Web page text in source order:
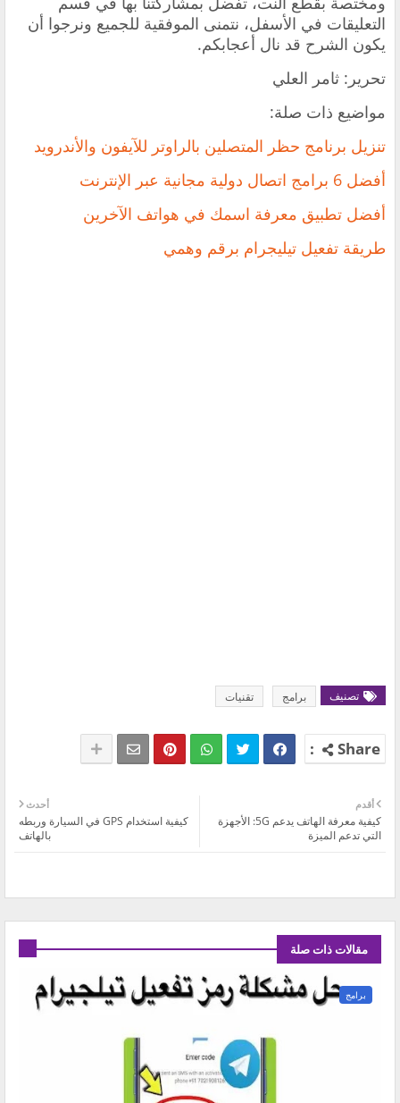
التعليقات في الأسفل، نتمنى الموفقية للجميع ونرجوا أن
يكون الشرح قد نال أعجابكم.
تحرير: ثامر العلي
مواضيع ذات صلة:
تنزيل برنامج حظر المتصلين بالراوتر للآيفون والأندرويد
أفضل 6 برامج اتصال دولية مجانية عبر الإنترنت
أفضل تطبيق معرفة اسمك في هواتف الآخرين
طريقة تفعيل تيليجرام برقم وهمي
تصنيف برامج تقنيات
أحدث
كيفية استخدام GPS في السيارة وربطه
بالهاتف
أقدم
كيفية معرفة الهاتف يدعم 5G: الأجهزة
التي تدعم الميزة
مقالات ذات صلة
برامج